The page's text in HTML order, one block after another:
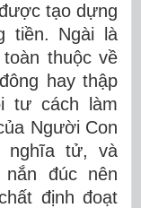
tạo dựng
tiền. Ngài là
thuộc về
hay thập
tư cách làm
Người Con
nghĩa tử, và
đúc nên
định đoạt